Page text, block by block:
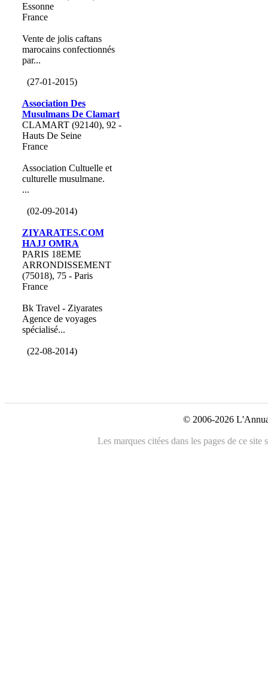
Essonne
France
Vente de jolis caftans
marocains confectionnés
par...
(27-01-2015)
Association Des
Musulmans De Clamart
CLAMART (92140), 92 -
Hauts De Seine
France
Association Cultuelle et
culturelle musulmane.
...
(02-09-2014)
ZIYARATES.COM
HAJJ OMRA
PARIS 18EME
ARRONDISSEMENT
(75018), 75 - Paris
France
Bk Travel - Ziyarates
Agence de voyages
spécialisé...
(22-08-2014)
© 2006-2026
Les marques citées dans les pages de ce